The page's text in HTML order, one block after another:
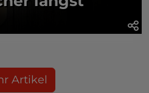
Artikel